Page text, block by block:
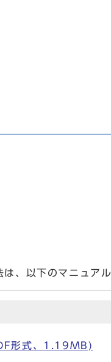
、以下のマニュア
形式、1.19MB)